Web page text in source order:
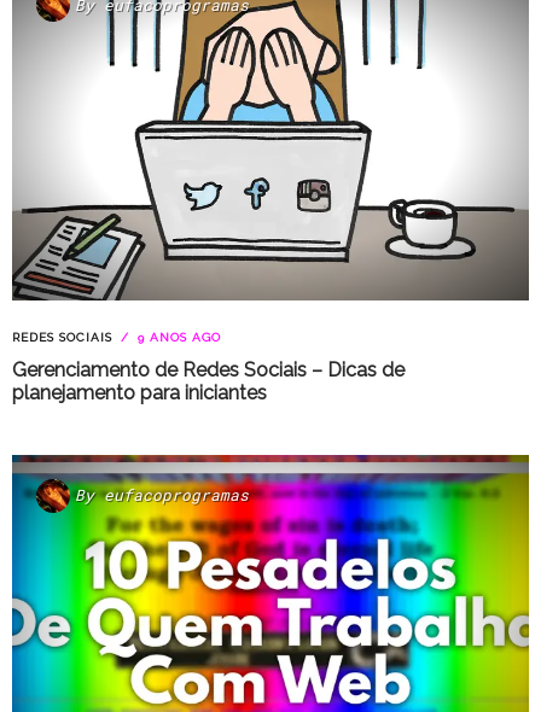
By eufacoprogramas
REDES SOCIAIS 9 ANOS AGO
Gerenciamento de Redes Sociais – Dicas de
planejamento para iniciantes
Byeufacoprogramas